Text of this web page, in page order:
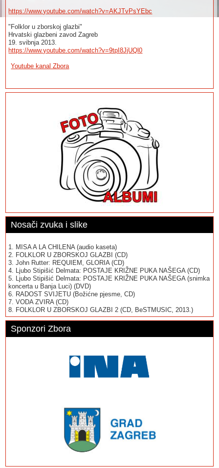
https://www.youtube.com/watch?v=AKJTvPsYEbc
"Folklor u zborskoj glazbi"
Hrvatski glazbeni zavod Zagreb
19. svibnja 2013.
https://www.youtube.com/watch?v=9tpI8JjUQl0
Youtube kanal Zbora
Nosači zvuka i slike
1. MISA A LA CHILENA (audio kaseta)
2. FOLKLOR U ZBORSKOJ GLAZBI (CD)
3. John Rutter: REQUIEM, GLORIA (CD)
4. Ljubo Stipišić Delmata: POSTAJE KRIŽNE PUKA NAŠEGA (CD)
5. Ljubo Stipišić Delmata: POSTAJE KRIŽNE PUKA NAŠEGA (snimka
koncerta u Banja Luci) (DVD)
6. RADOST SVIJETU (Božićne pjesme, CD)
7. VODA ZVIRA (CD)
8. FOLKLOR U ZBORSKOJ GLAZBI 2 (CD, BeSTMUSIC, 2013.)
Sponzori Zbora